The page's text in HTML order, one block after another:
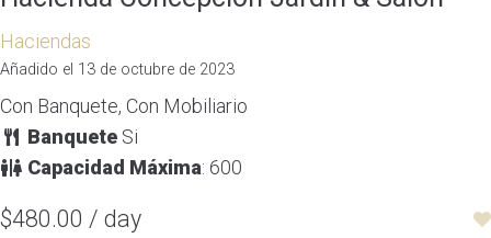
Haciendas
Añadido el 13 de octubre de 2023
Con Banquete, Con Mobiliario
BanqueteSi
Capacidad Máxima: 600
$480.00 / day